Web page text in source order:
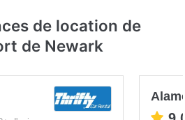
de location de
de Newark